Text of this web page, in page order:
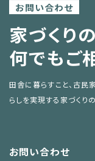
お問い合わせ
家づくりの
何でもご
田舎に暮らすこと、古民
らしを実現する家づくり
お問い合わせ